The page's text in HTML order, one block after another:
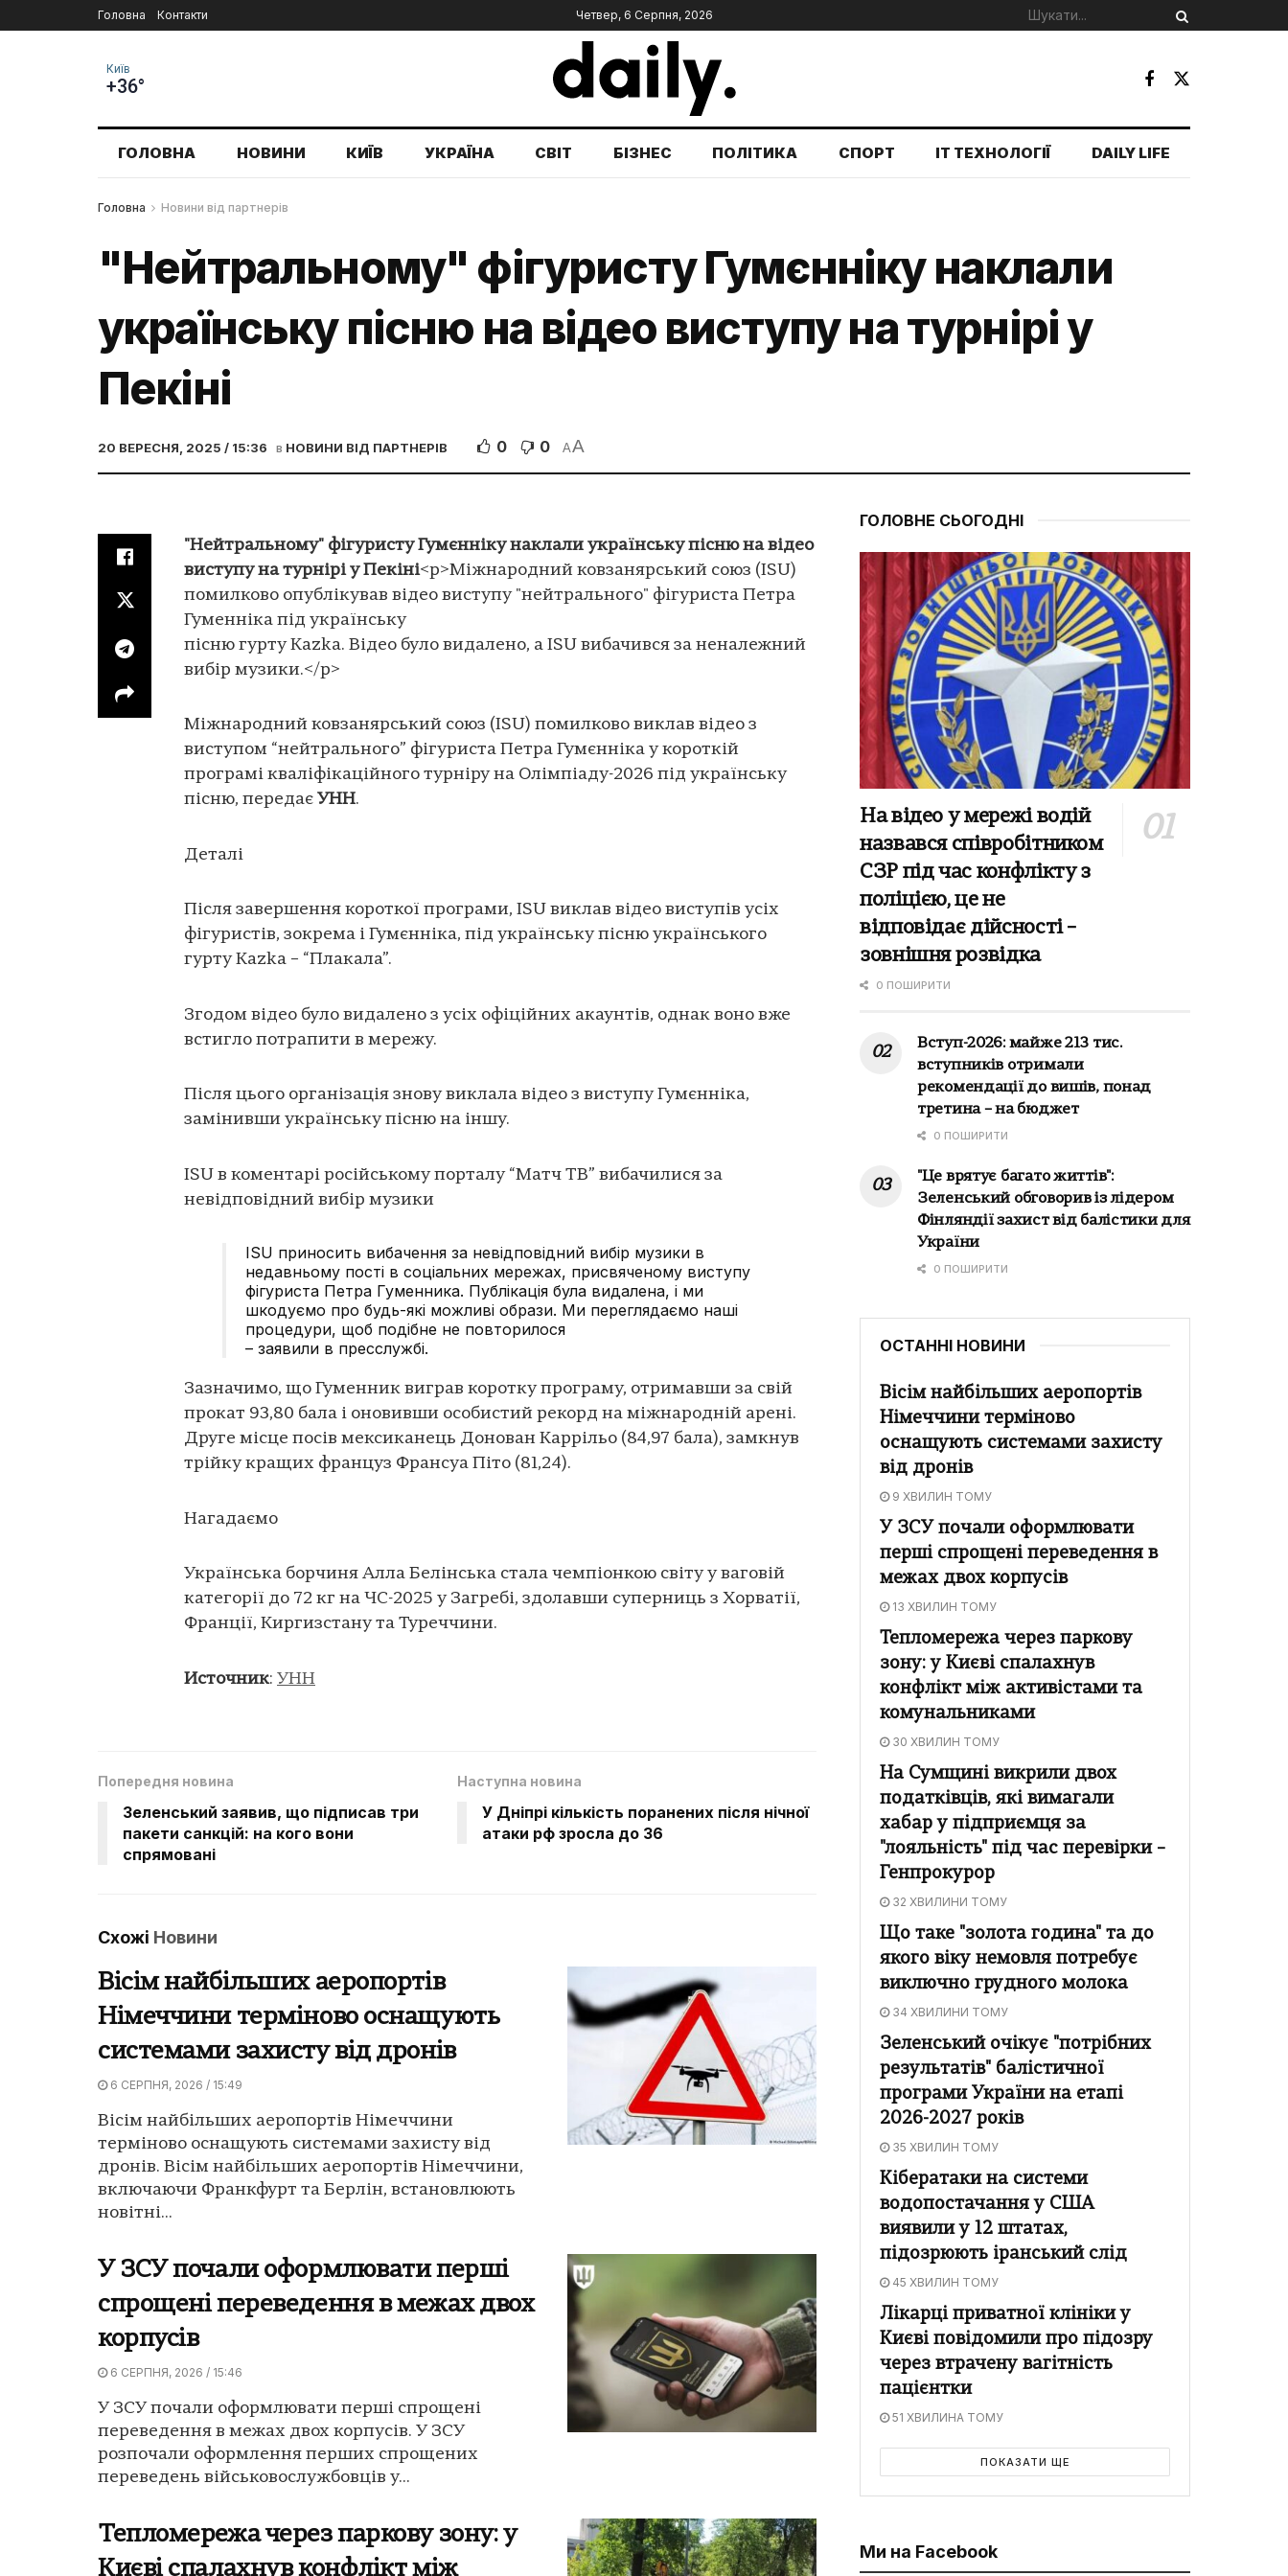
Головна Контакти Четвер, 6 Серпня, 2026
Київ
+36°
ГОЛОВНА НОВИНИ КИЇВ УКРАЇНА СВІТ БІЗНЕС ПОЛІТИКА СПОРТ IT ТЕХНОЛОГІЇ DAILY LIFE
Головна Новини від партнерів
"Нейтральному" фігуристу Гумєнніку наклали
українську пісню на відео виступу на турнірі у
Пекіні
20 ВЕРЕСНЯ, 2025 / 15:36 в НОВИНИ ВІД ПАРТНЕРІВ 0 0 AA
"Нейтральному" фігуристу Гумєнніку наклали українську пісню на відео
виступу на турнірі у Пекіні<p>Міжнародний ковзанярський союз (ISU)
помилково опублікував відео виступу "нейтрального" фігуриста Петра
Гуменніка під українську
пісню гурту Kazka. Відео було видалено, а ISU вибачився за неналежний
вибір музики.</p>
Міжнародний ковзанярський союз (ISU) помилково виклав відео з
виступом “нейтрального” фігуриста Петра Гумєнніка у короткій
програмі кваліфікаційного турніру на Олімпіаду-2026 під українську
пісню, передає УНН.
Деталі
Після завершення короткої програми, ISU виклав відео виступів усіх
фігуристів, зокрема і Гумєнніка, під українську пісню українського
гурту Kazka – “Плакала”.
Згодом відео було видалено з усіх офіційних акаунтів, однак воно вже
встигло потрапити в мережу.
Після цього організація знову виклала відео з виступу Гумєнніка,
замінивши українську пісню на іншу.
ISU в коментарі російському порталу “Матч ТВ” вибачилися за
невідповідний вибір музики
ISU приносить вибачення за невідповідний вибір музики в
недавньому пості в соціальних мережах, присвяченому виступу
фігуриста Петра Гуменника. Публікація була видалена, і ми
шкодуємо про будь-які можливі образи. Ми переглядаємо наші
процедури, щоб подібне не повторилося
– заявили в пресслужбі.
Зазначимо, що Гуменник виграв коротку програму, отримавши за свій
прокат 93,80 бала і оновивши особистий рекорд на міжнародній арені.
Друге місце посів мексиканець Донован Каррільо (84,97 бала), замкнув
трійку кращих француз Франсуа Піто (81,24).
Нагадаємо
Українська борчиня Алла Белінська стала чемпіонкою світу у ваговій
категорії до 72 кг на ЧС-2025 у Загребі, здолавши суперниць з Хорватії,
Франції, Киргизстану та Туреччини.
Источник: УНН
Попередня новина
Зеленський заявив, що підписав три
пакети санкцій: на кого вони
спрямовані
Наступна новина
У Дніпрі кількість поранених після нічної
атаки рф зросла до 36
Схожі Новини
Вісім найбільших аеропортів
Німеччини терміново оснащують
системами захисту від дронів
6 СЕРПНЯ, 2026 / 15:49
Вісім найбільших аеропортів Німеччини
терміново оснащують системами захисту від
дронів. Вісім найбільших аеропортів Німеччини,
включаючи Франкфурт та Берлін, встановлюють
новітні...
У ЗСУ почали оформлювати перші
спрощені переведення в межах двох
корпусів
6 СЕРПНЯ, 2026 / 15:46
У ЗСУ почали оформлювати перші спрощені
переведення в межах двох корпусів. У ЗСУ
розпочали оформлення перших спрощених
переведень військовослужбовців у...
Тепломережа через паркову зону: у
Києві спалахнув конфлікт між
ГОЛОВНЕ СЬОГОДНІ
На відео у мережі водій
назвався співробітником
СЗР під час конфлікту з
поліцією, це не
відповідає дійсності –
зовнішня розвідка
0 ПОШИРИТИ
Вступ-2026: майже 213 тис.
вступників отримали
рекомендації до вишів, понад
третина – на бюджет
0 ПОШИРИТИ
"Це врятує багато життів":
Зеленський обговорив із лідером
Фінляндії захист від балістики для
України
0 ПОШИРИТИ
ОСТАННІ НОВИНИ
Вісім найбільших аеропортів
Німеччини терміново
оснащують системами захисту
від дронів
9 ХВИЛИН ТОМУ
У ЗСУ почали оформлювати
перші спрощені переведення в
межах двох корпусів
13 ХВИЛИН ТОМУ
Тепломережа через паркову
зону: у Києві спалахнув
конфлікт між активістами та
комунальниками
30 ХВИЛИН ТОМУ
На Сумщині викрили двох
податківців, які вимагали
хабар у підприємця за
"лояльність" під час перевірки –
Генпрокурор
32 ХВИЛИНИ ТОМУ
Що таке "золота година" та до
якого віку немовля потребує
виключно грудного молока
34 ХВИЛИНИ ТОМУ
Зеленський очікує "потрібних
результатів" балістичної
програми України на етапі
2026-2027 років
35 ХВИЛИН ТОМУ
Кібератаки на системи
водопостачання у США
виявили у 12 штатах,
підозрюють іранський слід
45 ХВИЛИН ТОМУ
Лікарці приватної клініки у
Києві повідомили про підозру
через втрачену вагітність
пацієнтки
51 ХВИЛИНА ТОМУ
ПОКАЗАТИ ЩЕ
Ми на Facebook